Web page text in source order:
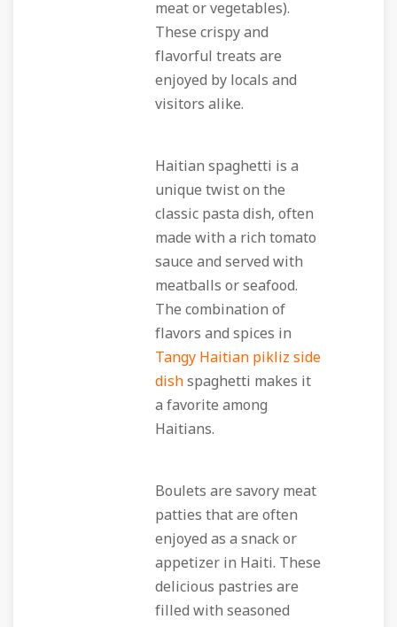
meat or vegetables).
These crispy and
flavorful treats are
enjoyed by locals and
visitors alike.
Haitian spaghetti is a
unique twist on the
classic pasta dish, often
made with a rich tomato
sauce and served with
meatballs or seafood.
The combination of
flavors and spices in
Tangy Haitian pikliz side
dishspaghetti makes it
a favorite among
Haitians.
Boulets are savory meat
patties that are often
enjoyed as a snack or
appetizer in Haiti. These
delicious pastries are
filled with seasoned